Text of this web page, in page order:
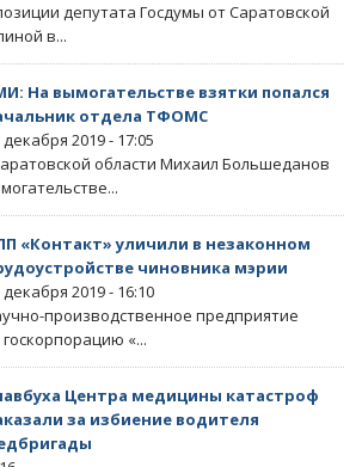
депутата Госдумы от Саратовской
в...
На вымогательстве взятки попался
отдела ТФОМС
декабря 2019 - 17:05
области Михаил Большеданов
«Контакт» уличили в незаконном
чиновника мэрии
декабря 2019 - 16:10
производственное предприятие
«...
Центра медицины катастроф
за избиение водителя